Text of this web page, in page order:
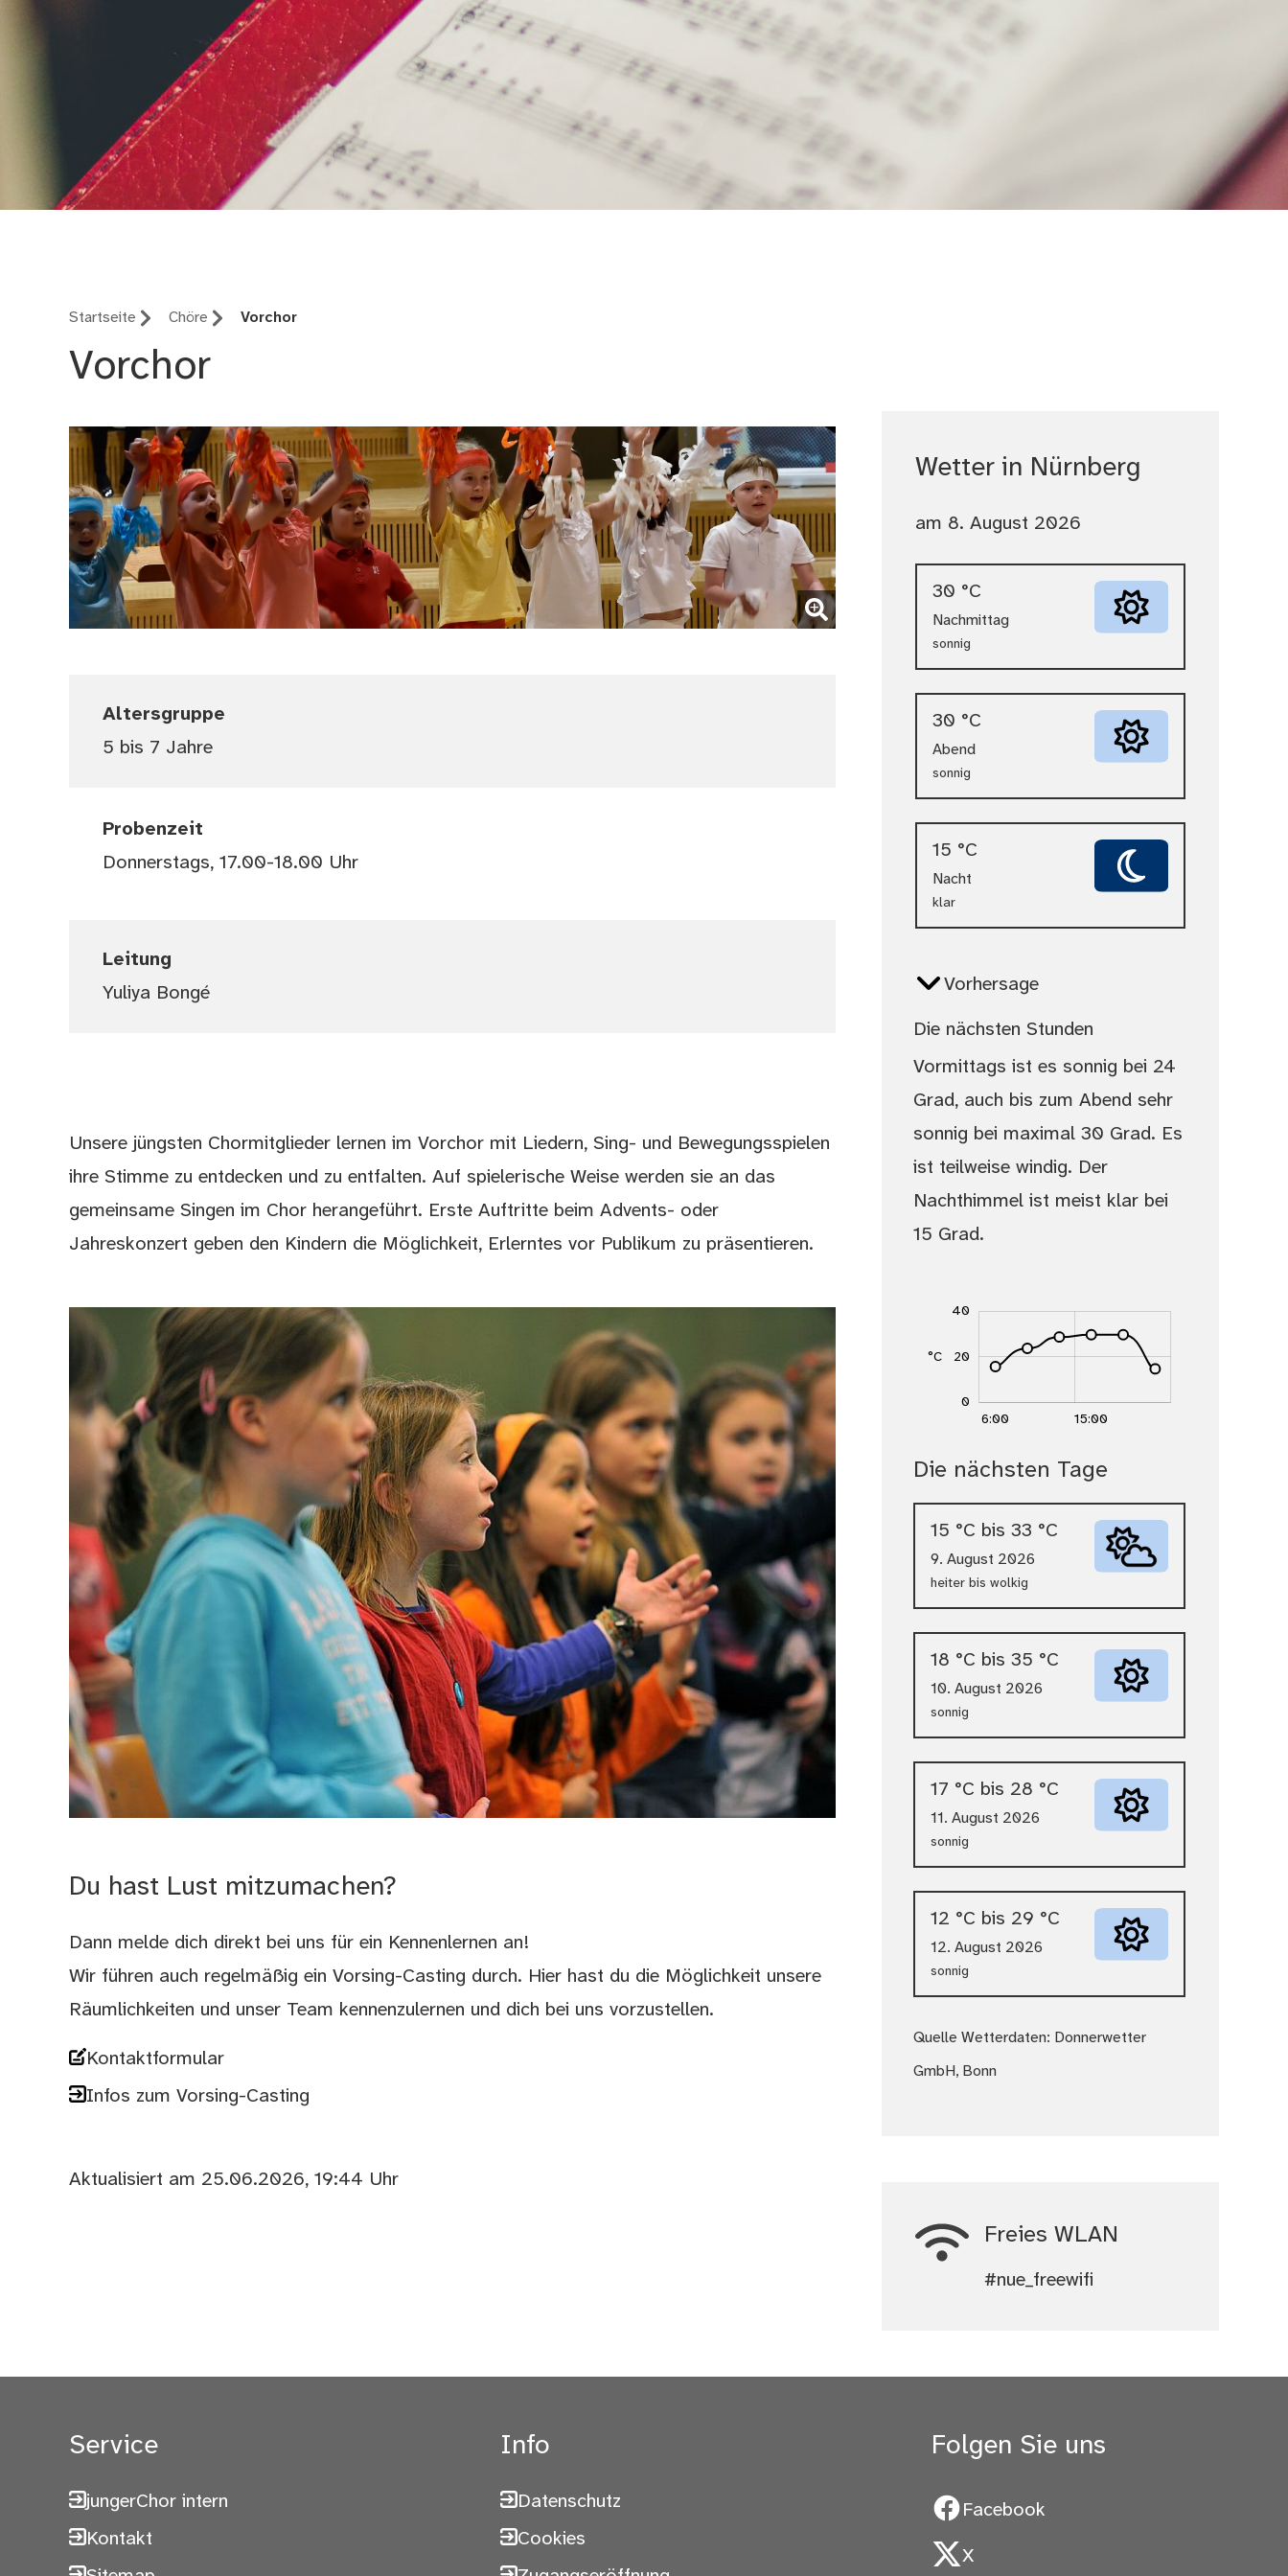
Startseite Chöre Vorchor
Vorchor
(Bild vergrößern)
Altersgruppe
5 bis 7 Jahre
Probenzeit
Donnerstags, 17.00-18.00 Uhr
Leitung
Yuliya Bongé
Unsere jüngsten Chormitglieder lernen im Vorchor mit Liedern, Sing- und Bewegungsspielen
ihre Stimme zu entdecken und zu entfalten. Auf spielerische Weise werden sie an das
gemeinsame Singen im Chor herangeführt. Erste Auftritte beim Advents- oder
Jahreskonzert geben den Kindern die Möglichkeit, Erlerntes vor Publikum zu präsentieren.
Du hast Lust mitzumachen?
Dann melde dich direkt bei uns für ein Kennenlernen an!
Wir führen auch regelmäßig ein Vorsing-Casting durch. Hier hast du die Möglichkeit unsere
Räumlichkeiten und unser Team kennenzulernen und dich bei uns vorzustellen.
Kontaktformular
Infos zum Vorsing-Casting
Aktualisiert am 25.06.2026, 19:44 Uhr
Wetter in Nürnberg
am 8. August 2026
30 °C
Nachmittag
sonnig
30 °C
Abend
sonnig
15 °C
Nacht
klar
Vorhersage
Die nächsten Stunden
Vormittags ist es sonnig bei 24
Grad, auch bis zum Abend sehr
sonnig bei maximal 30 Grad. Es
ist teilweise windig. Der
Nachthimmel ist meist klar bei
15 Grad.
°C 40
0
20
40
L
6:00
12:00
18:00 15:00
Temperaturverlauf heute (Stunden & Grad
Temperaturverlauf: 6:00 16 °C, 9:00 24
Die nächsten Tage
15 °C bis 33 °C
9. August 2026
heiter bis wolkig
18 °C bis 35 °C
10. August 2026
sonnig
17 °C bis 28 °C
11. August 2026
sonnig
12 °C bis 29 °C
12. August 2026
sonnig
Quelle Wetterdaten: Donnerwetter
GmbH, Bonn
Freies WLAN
#nue_freewifi
Service
jungerChor intern
Kontakt
Info
Datenschutz
Cookies
Folgen Sie uns
Facebook
X